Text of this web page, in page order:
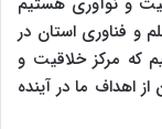
و فناوری استان در
که مرکز خلاقیت و
اهداف ما در آینده